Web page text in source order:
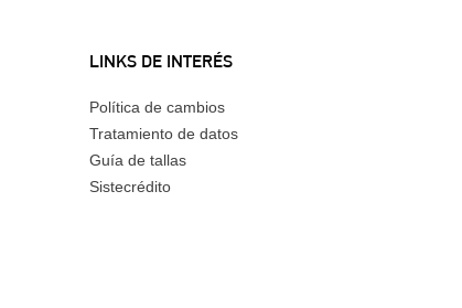
LINKS DE INTERÉS
Política de cambios
Tratamiento de datos
Guía de tallas
Sistecrédito